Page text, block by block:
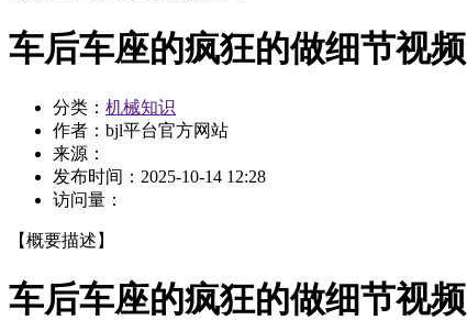
车后车座的疯狂的做细节视频
分类： 机械知识
作者：bjl平台官方网站
来源：
发布时间： 2025-10-14 12:28
访问量：
【概要描述】
车后车座的疯狂的做细节视频